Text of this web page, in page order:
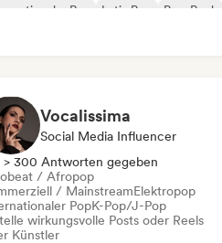
Rap
Latin Pop Pop-Rock
Vocalissima
Social Media Influencer
> 300 Antworten gegeben
/ Afropop
/ MainstreamElektropop
PopK-Pop/J-Pop
wirkungsvolle Posts oder Reels
Künstler